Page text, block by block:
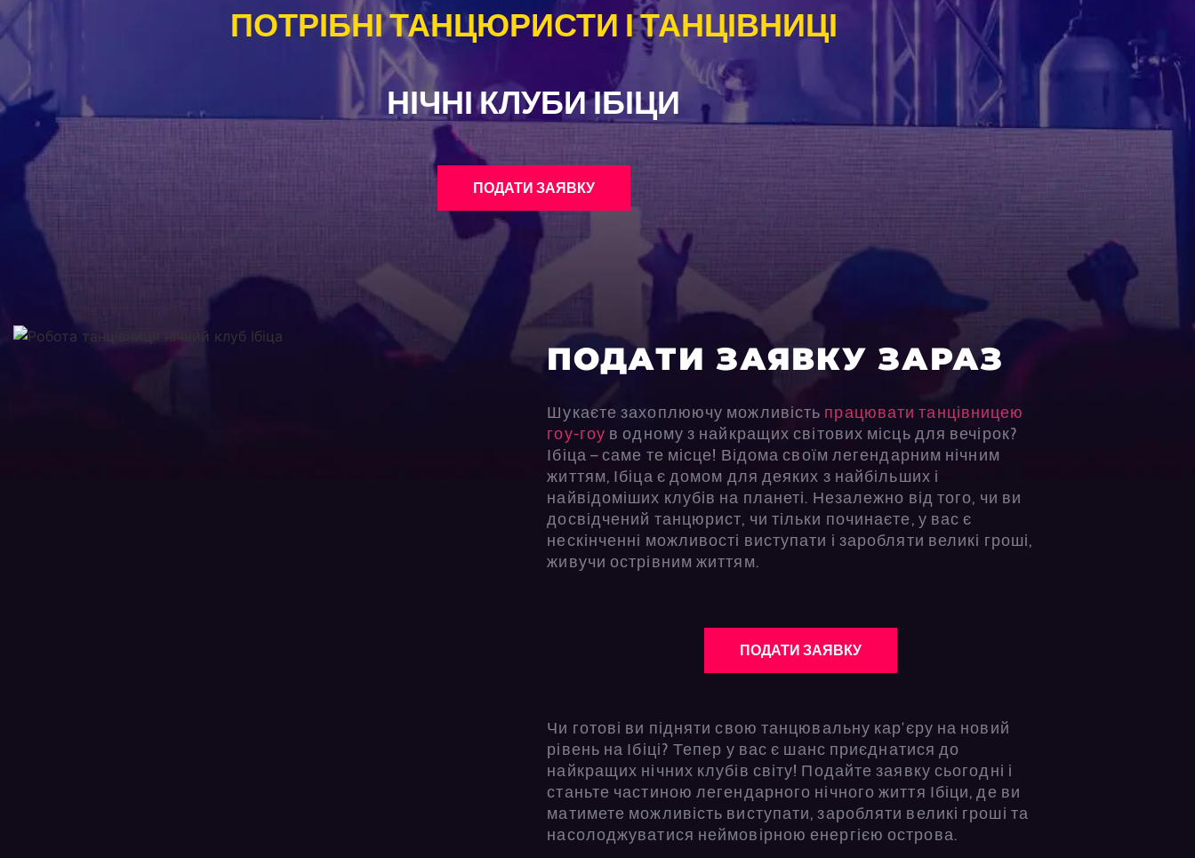
ПОТРІБНІ ТАНЦЮРИСТИ І ТАНЦІВНИЦІ
НІЧНІ КЛУБИ ІБІЦИ
ПОДАТИ ЗАЯВКУ
ПОДАТИ ЗАЯВКУ ЗАРАЗ
Шукаєте захоплюючу можливість працювати танцівницею
гоу-гоу в одному з найкращих світових місць для вечірок?
Ібіца – саме те місце! Відома своїм легендарним нічним
життям, Ібіца є домом для деяких з найбільших і
найвідоміших клубів на планеті. Незалежно від того, чи ви
досвідчений танцюрист, чи тільки починаєте, у вас є
нескінченні можливості виступати і заробляти великі гроші,
живучи острівним життям.
ПОДАТИ ЗАЯВКУ
Чи готові ви підняти свою танцювальну кар’єру на новий
рівень на Ібіці? Тепер у вас є шанс приєднатися до
найкращих нічних клубів світу! Подайте заявку сьогодні і
станьте частиною легендарного нічного життя Ібіци, де ви
матимете можливість виступати, заробляти великі гроші та
насолоджуватися неймовірною енергією острова.